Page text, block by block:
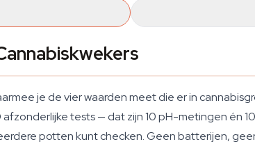
je de vier waarden meet die er in
afzonderlijke tests — dat zijn 10 pH-metingen én
potten kunt checken. Geen batterijen,